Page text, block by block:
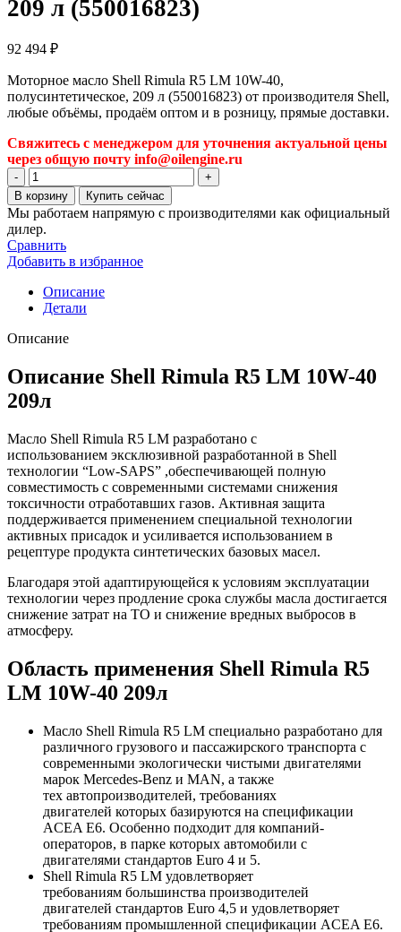
209 л (550016823)
92 494 ₽
Моторное масло Shell Rimula R5 LM 10W-40,
полусинтетическое, 209 л (550016823) от производителя Shell,
любые объёмы, продаём оптом и в розницу, прямые доставки.
Свяжитесь с менеджером для уточнения актуальной цены
через общую почту info@oilengine.ru
Количество
товара
Моторное
масло
Shell
Rimula
R5
LM
10W-
40,
полусинтетическое,
(550016823)
В корзину Купить сейчас
Мы работаем напрямую с производителями как официальный
дилер.
Сравнить
Добавить в избранное
Описание
Детали
Описание
Описание Shell Rimula R5 LM 10W-40
209л
Масло Shell Rimula R5 LM разработано с
использованием эксклюзивной разработанной в Shell
технологии “Low-SAPS” ,обеспечивающей полную
совместимость с современными системами снижения
токсичности отработавших газов. Активная защита
поддерживается применением специальной технологии
активных присадок и усиливается использованием в
рецептуре продукта синтетических базовых масел.
Благодаря этой адаптирующейся к условиям эксплуатации
технологии через продление срока службы масла достигается
снижение затрат на ТО и снижение вредных выбросов в
атмосферу.
Область применения Shell Rimula R5
LM 10W-40 209л
Масло Shell Rimula R5 LM специально разработано для
различного грузового и пассажирского транспорта с
современными экологически чистыми двигателями
марок Mercedes-Benz и MAN, а также
тех автопроизводителей, требованиях
двигателей которых базируются на спецификации
ACEA E6. Особенно подходит для компаний-
операторов, в парке которых автомобили с
двигателями стандартов Euro 4 и 5.
Shell Rimula R5 LM удовлетворяет
требованиям большинства производителей
двигателей стандартов Euro 4,5 и удовлетворяет
требованиям промышленной спецификации ACEA E6.